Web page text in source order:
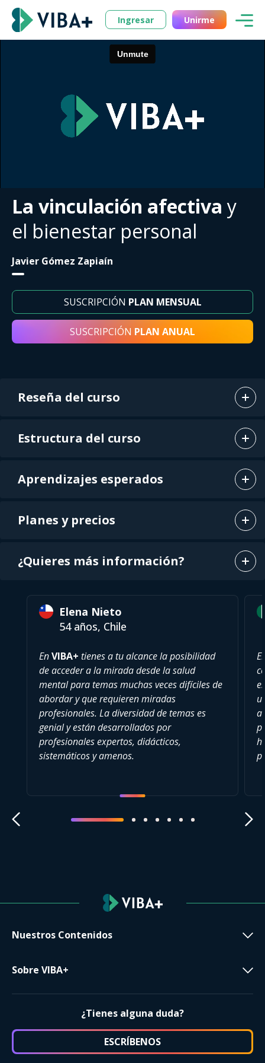
Ingresar Unirme
La vinculación afectiva y
el bienestar personal
Javier Gómez Zapiaín
SUSCRIPCIÓN PLAN MENSUAL
SUSCRIPCIÓN PLAN ANUAL
Reseña del curso
Estructura del curso
Aprendizajes esperados
Planes y precios
¿Quieres más información?
Elena Nieto
54 años, Chile
EnVIBA+ tienes a tu alcance la posibilidad
de acceder a la mirada desde la salud
mental para temas muchas veces difíciles de
abordar y que requieren miradas
profesionales. La diversidad de temas es
genial y están desarrollados por
profesionales expertos, didácticos,
sistemáticos y amenos.
Nuestros Contenidos
Sobre VIBA+
¿Tienes alguna duda?
ESCRÍBENOS